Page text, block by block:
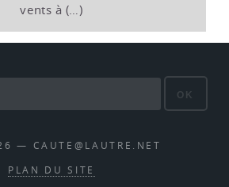
vents à (…)
OK
— CAUTE@LAUTRE.NET
PLAN DU SITE